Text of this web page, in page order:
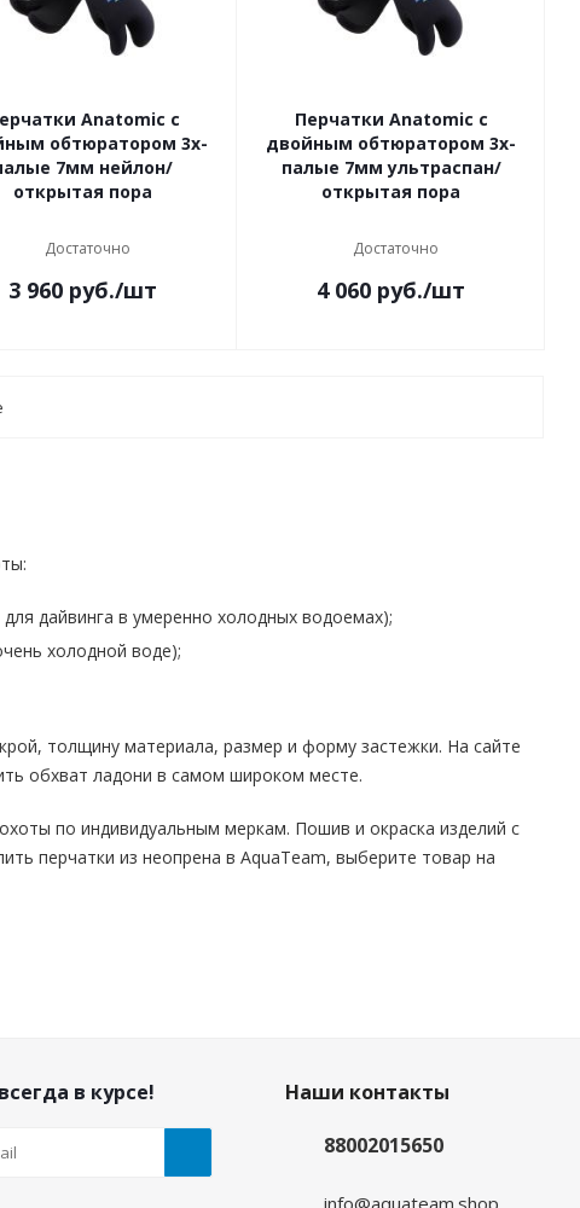
Anatomic с
обтюратором 3х-
7мм нейлон/
открытая пора
Достаточно
3 960 руб./шт
Перчатки Anatomic с
двойным обтюратором 3х-
палые 7мм ультраспан/
открытая пора
Достаточно
4 060 руб./шт
дайвинга в умеренно холодных водоемах);
холодной воде);
толщину материала, размер и форму застежки. На сайте
обхват ладони в самом широком месте.
по индивидуальным меркам. Пошив и окраска изделий с
перчатки из неопрена в AquaTeam, выберите товар на
в курсе!
Наши контакты
88002015650
info@aquateam.shop